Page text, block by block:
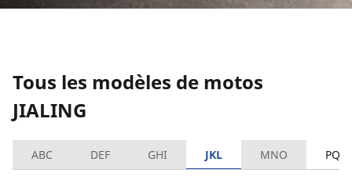
Tous les modèles de motos
JIALING
ABC DEF GHI JKL MNO